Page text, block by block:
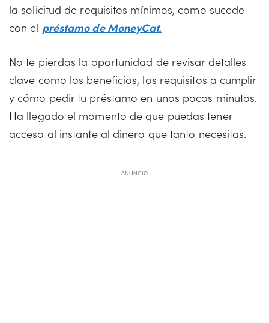
la solicitud de requisitos mínimos, como sucede
con el préstamo de MoneyCat.
No te pierdas la oportunidad de revisar detalles
clave como los beneficios, los requisitos a cumplir
y cómo pedir tu préstamo en unos pocos minutos.
Ha llegado el momento de que puedas tener
acceso al instante al dinero que tanto necesitas.
ANUNCIO